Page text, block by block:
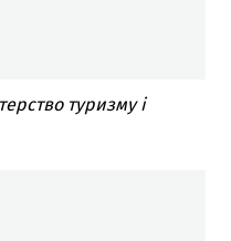
туризму і